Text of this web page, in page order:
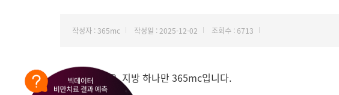
작성자 : 365mc 작성일 : 2025-12-02 조회수 : 6713
안녕하세요, 지방 하나만 365mc입니다.